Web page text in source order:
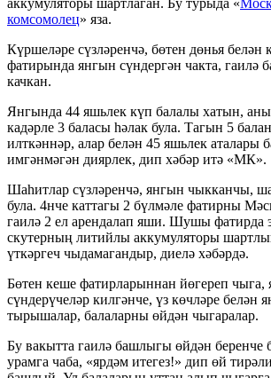
комсомолец» яза.
Күршеләре сүзләренчә, бөтен дөнья белән
фатирында янгын сүндергән чакта,
качкан.
Янгында 44 яшьлек күп балалы хатын,
кадәрле 3 баласы һәлак була. Тагын 5
илткәннәр, алар белән 45 яшьлек аталары
имгәнмәгән диярлек, дип хәбәр итә «МК».
Шаһитлар сүзләренчә, янгын чыкканчы,
була. 4нче каттагы 2 бүлмәле фатирны
гаилә 2 ел арендалап яши. Шушы фатирда
скутерның литийлы аккумуляторы
үткәргеч чыдамагандыр, диелә хәбәрдә.
Бөтен кеше фатирларыннан йөгереп чыга,
сүндерүчеләр килгәнче, үз көчләре белән
тырышалар, балаларны өйдән чыгаралар.
Бу вакытта гаилә башлыгы өйдән беренче
урамга чаба, «ярдәм итегез!» дип өй